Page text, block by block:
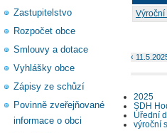
Zastupitelstvo
Rozpočet obce
Smlouvy a dotace
Vyhlášky obce
Zápisy ze schůzí
Povinně zveřejňované
informace o obci
Výroční
‹
2025
SDH
Úřední
výroční